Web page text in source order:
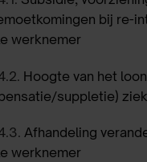
bij re-
werknemer
Hoogte van het loon
suppletie)
Afhandeling
werknemer